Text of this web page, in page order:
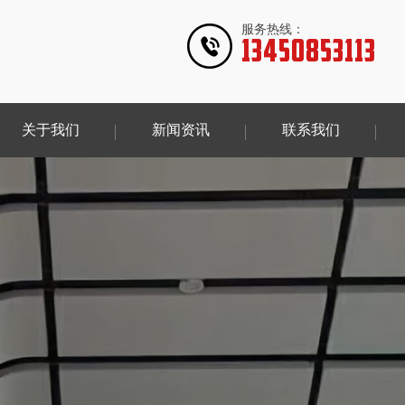
服务热线：
13450853113
关于我们 新闻资讯 联系我们